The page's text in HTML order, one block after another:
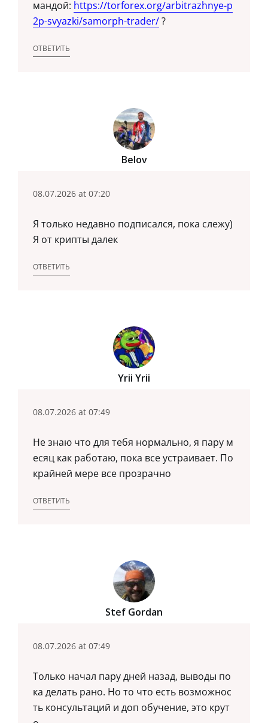
мандой: https://torforex.org/arbitrazhnye-p
2p-svyazki/samorph-trader/?
ОТВЕТИТЬ
Belov
08.07.2026 at 07:20
Я только недавно подписался, пока слежу)
Я от крипты далек
ОТВЕТИТЬ
Yrii Yrii
08.07.2026 at 07:49
Не знаю что для тебя нормально, я пару м
есяц как работаю, пока все устраивает. По
крайней мере все прозрачно
ОТВЕТИТЬ
Stef Gordan
08.07.2026 at 07:49
Только начал пару дней назад, выводы по
ка делать рано. Но то что есть возможнос
ть консультаций и доп обучение, это крут